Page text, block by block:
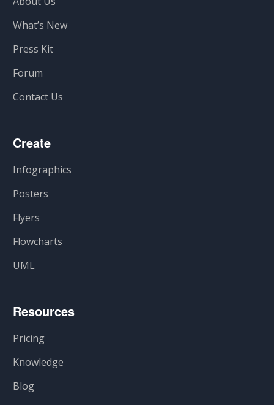
What’s New
Press Kit
Forum
Contact Us
Create
Infographics
Posters
Flyers
Flowcharts
UML
Resources
Pricing
Knowledge
Blog